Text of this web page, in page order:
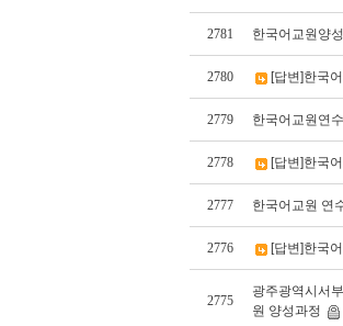
2781 한국어교원양
2780 [답변]한국
2779 한국어교원연
2778 [답변]한국
2777 한국어교원 연
2776 [답변]한국
2775
광주광역시서
원 양성과정